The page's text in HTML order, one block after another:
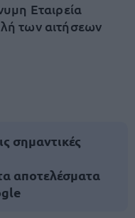
Εταιρεία
των αιτήσεων
σημαντικές
αποτελέσματα